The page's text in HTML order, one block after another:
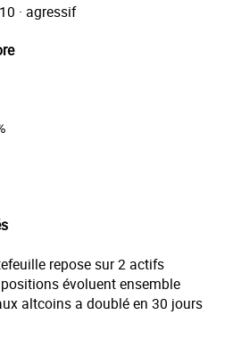
10 · agressif
repose sur 2 actifs
évoluent ensemble
altcoins a doublé en 30 jours